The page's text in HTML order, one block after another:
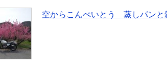
空からこんぺいとう 蒸しパンと